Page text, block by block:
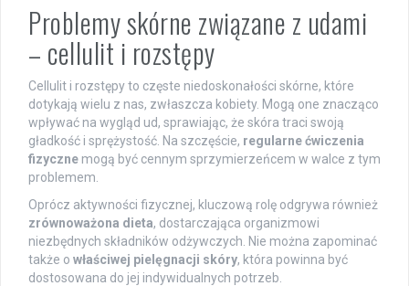
Problemy skórne związane z udami
– cellulit i rozstępy
Cellulit i rozstępy to częste niedoskonałości skórne, które
dotykają wielu z nas, zwłaszcza kobiety. Mogą one znacząco
wpływać na wygląd ud, sprawiając, że skóra traci swoją
gładkość i sprężystość. Na szczęście, regularne ćwiczenia
fizyczne mogą być cennym sprzymierzeńcem w walce z tym
problemem.
Oprócz aktywności fizycznej, kluczową rolę odgrywa również
zrównoważona dieta, dostarczająca organizmowi
niezbędnych składników odżywczych. Nie można zapominać
także o właściwej pielęgnacji skóry, która powinna być
dostosowana do jej indywidualnych potrzeb.